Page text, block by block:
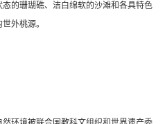
的珊瑚礁、洁白绵软的沙滩和各具特色
外桃源。